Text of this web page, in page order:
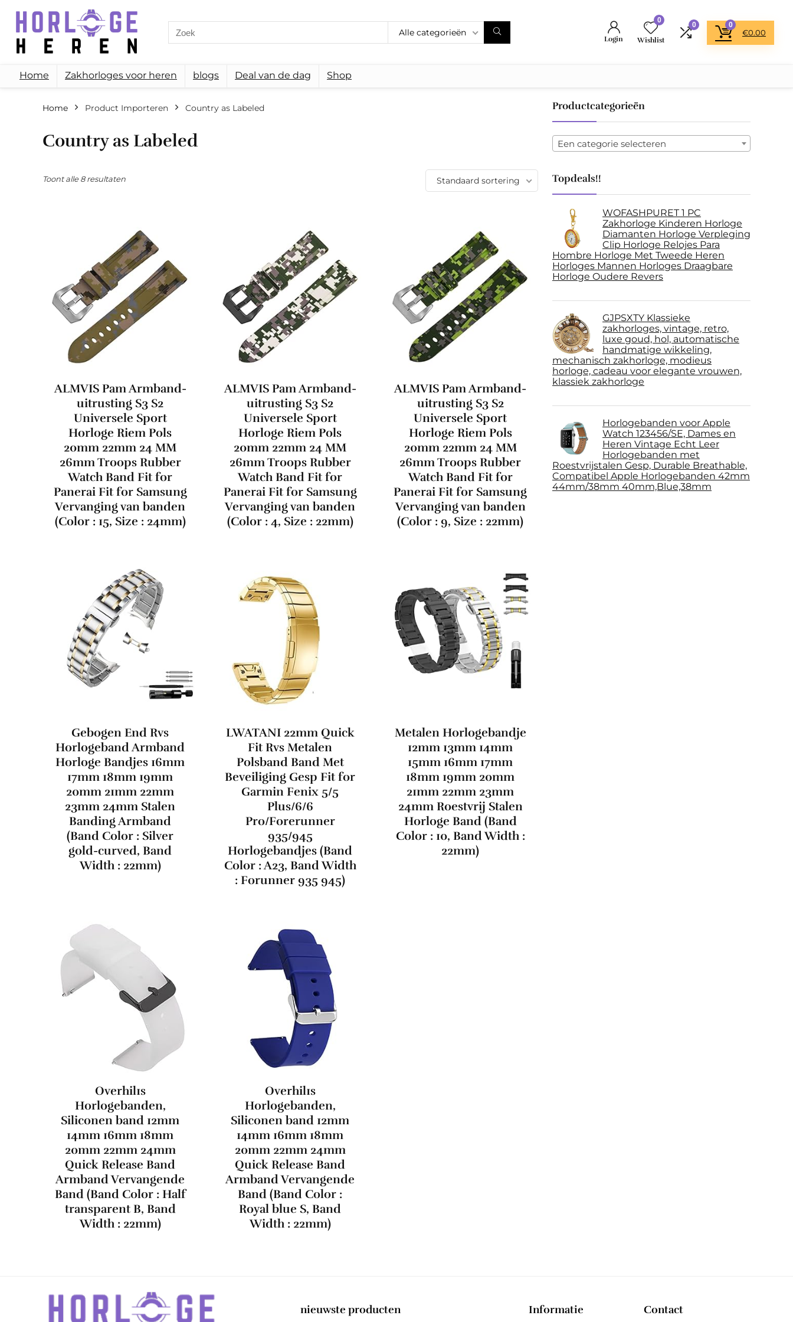
for:
Alle categorieën
Login
0
Wishlist
0 0
€0.00
Home Zakhorloges voor heren blogs Deal van de dag Shop
Home Product Importeren ‎Country as Labeled
‎Country as Labeled
Toont alle 8 resultaten Standaard sortering
ALMVIS Pam Armband-
uitrusting S3 S2
Universele Sport
Horloge Riem Pols
20mm 22mm 24 MM
26mm Troops Rubber
Watch Band Fit for
Panerai Fit for Samsung
Vervanging van banden
(Color : 15, Size : 24mm)
ALMVIS Pam Armband-
uitrusting S3 S2
Universele Sport
Horloge Riem Pols
20mm 22mm 24 MM
26mm Troops Rubber
Watch Band Fit for
Panerai Fit for Samsung
Vervanging van banden
(Color : 4, Size : 22mm)
ALMVIS Pam Armband-
uitrusting S3 S2
Universele Sport
Horloge Riem Pols
20mm 22mm 24 MM
26mm Troops Rubber
Watch Band Fit for
Panerai Fit for Samsung
Vervanging van banden
(Color : 9, Size : 22mm)
Gebogen End Rvs
Horlogeband Armband
Horloge Bandjes 16mm
17mm 18mm 19mm
20mm 21mm 22mm
23mm 24mm Stalen
Banding Armband
(Band Color : Silver
gold-curved, Band
Width : 22mm)
LWATANI 22mm Quick
Fit Rvs Metalen
Polsband Band Met
Beveiliging Gesp Fit for
Garmin Fenix ​​5/5
Plus/6/6
Pro/Forerunner
935/945
Horlogebandjes (Band
Color : A23, Band Width
: Forunner 935 945)
Metalen Horlogebandje
12mm 13mm 14mm
15mm 16mm 17mm
18mm 19mm 20mm
21mm 22mm 23mm
24mm Roestvrij Stalen
Horloge Band (Band
Color : 10, Band Width :
22mm)
Overhil1s
Horlogebanden,
Siliconen band 12mm
14mm 16mm 18mm
20mm 22mm 24mm
Quick Release Band
Armband Vervangende
Band (Band Color : Half
transparent B, Band
Width : 22mm)
Overhil1s
Horlogebanden,
Siliconen band 12mm
14mm 16mm 18mm
20mm 22mm 24mm
Quick Release Band
Armband Vervangende
Band (Band Color :
Royal blue S, Band
Width : 22mm)
Productcategorieën
Een categorie selecteren
Topdeals!!
WOFASHPURET 1 PC
Zakhorloge Kinderen Horloge
Diamanten Horloge Verpleging
Clip Horloge Relojes Para
Hombre Horloge Met Tweede Heren
Horloges Mannen Horloges Draagbare
Horloge Oudere Revers
GJPSXTY Klassieke
zakhorloges, vintage, retro,
luxe goud, hol, automatische
handmatige wikkeling,
mechanisch zakhorloge, modieus
horloge, cadeau voor elegante vrouwen,
klassiek zakhorloge
Horlogebanden voor Apple
Watch 123456/SE, Dames en
Heren Vintage Echt Leer
Horlogebanden met
Roestvrijstalen Gesp, Durable Breathable,
Compatibel Apple Horlogebanden 42mm
44mm/38mm 40mm,Blue,38mm
nieuwste producten Informatie Contact